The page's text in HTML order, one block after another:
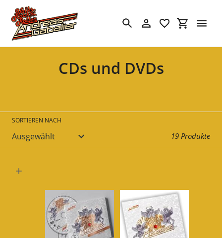
zum
Inhalt
SuchenEinloggen
S
m
g
:
CDs und DVDs
SORTIEREN NACH
19 Produkte